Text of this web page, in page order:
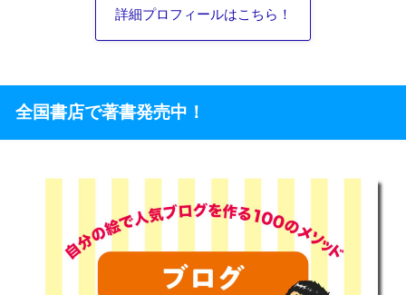
詳細プロフィールはこちら！
全国書店で著書発売中！